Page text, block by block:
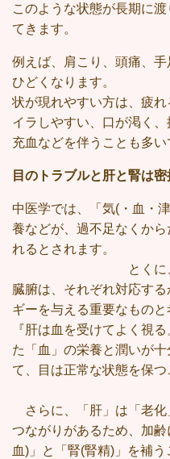
このような状態が長期に
てきます。
例えば、肩こり、頭痛、
ひどくなり
状が現れやすい方は、疲
イラしやすい、口が渇く、
充血などを伴うことも多い
目のトラブルと肝と腎は
中医学では、「気(・血・
養などが、過不足なくか
れると
とくに、「五臓
臓腑は、それぞれ対応す
ギーを与える重要なものと
『肝は血を受けてよく視
た「血」の栄養と潤いが
て、目は正常な状態を保
さらに、「肝」は「老化
つながりがあるため、加
血)」と「腎(腎精)」を